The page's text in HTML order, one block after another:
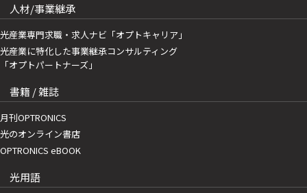
人材/事業継承
光産業専門求職・求人ナビ「オプトキャリア」
光産業に特化した事業継承コンサルティング
「オプトパートナーズ」
書籍 / 雑誌
月刊OPTRONICS
光のオンライン書店
OPTRONICS eBOOK
光用語